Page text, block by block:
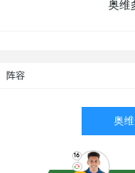
阵容
奥
16
奥维